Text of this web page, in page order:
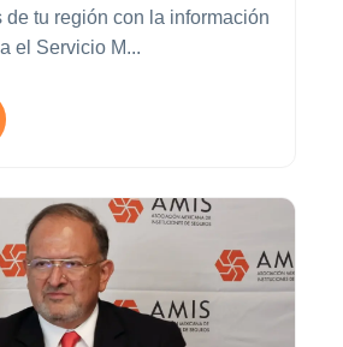
de tu región con la información
el Servicio M...